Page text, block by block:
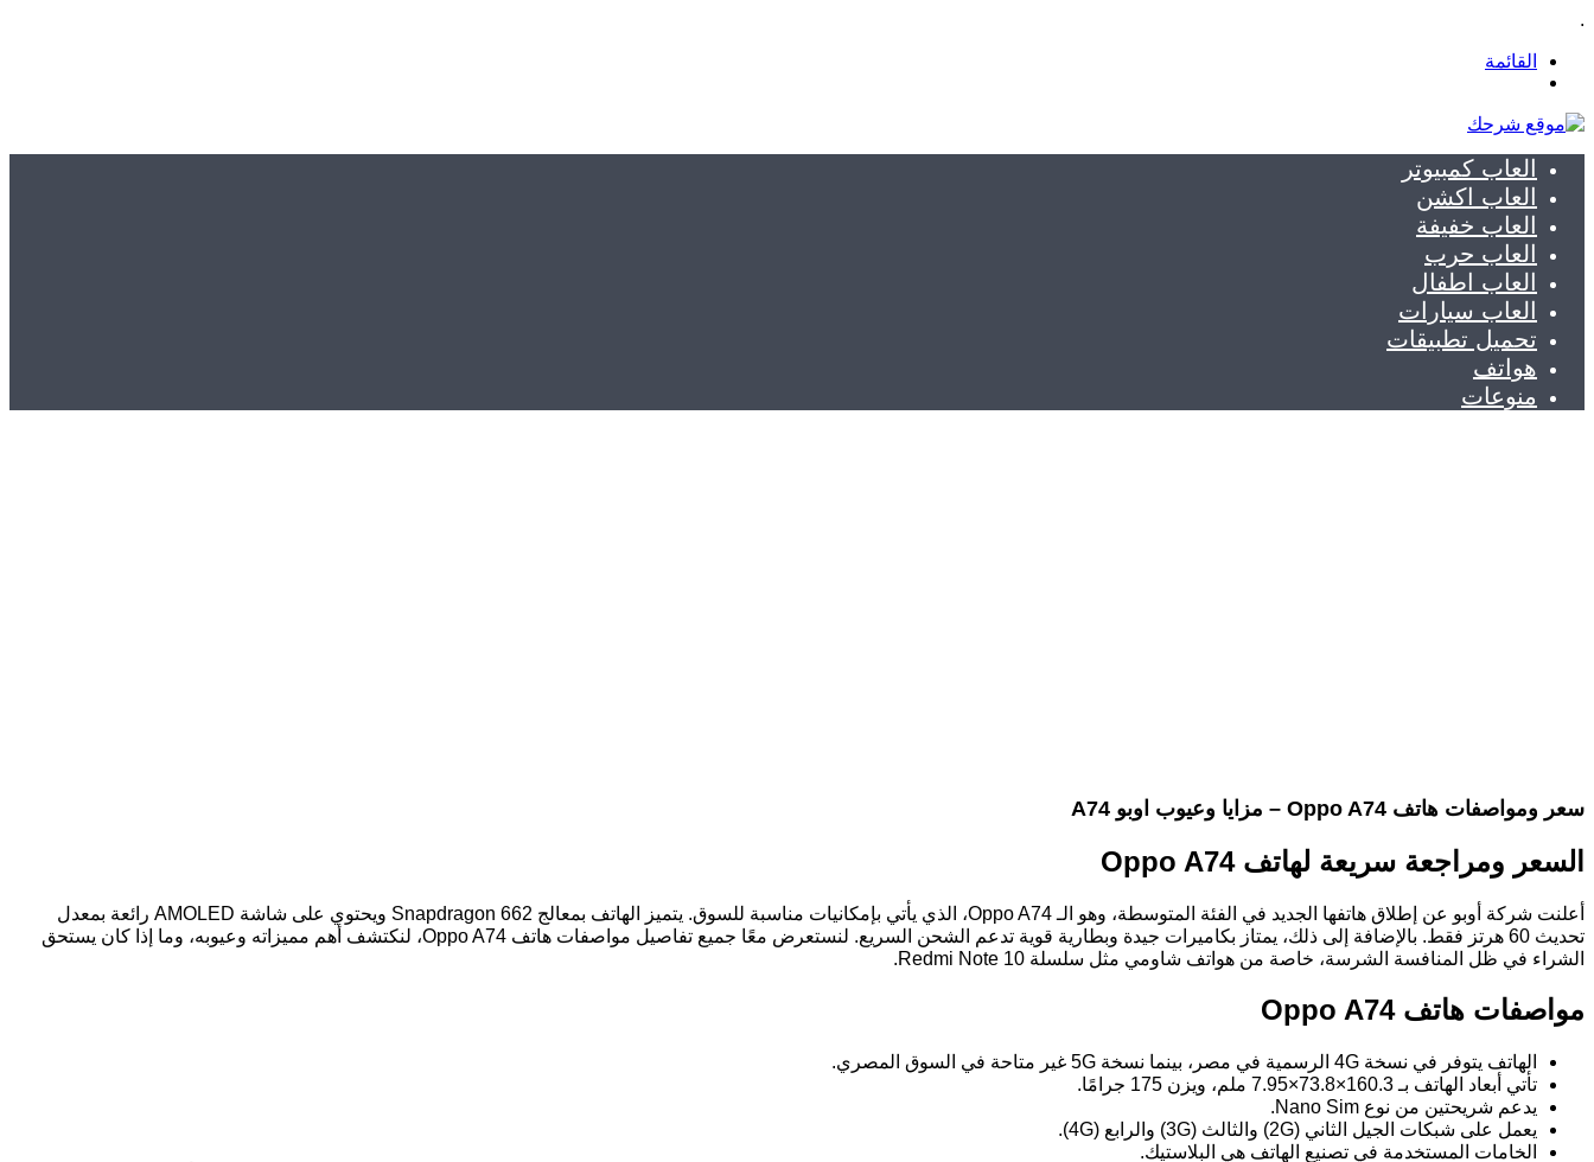
.
القائمة
العاب كمبيوتر
العاب اكشن
العاب خفيفة
العاب حرب
العاب اطفال
العاب سيارات
تحميل تطبيقات
هواتف
منوعات
سعر ومواصفات هاتف Oppo A74 – مزايا وعيوب اوبو A74
السعر ومراجعة سريعة لهاتف Oppo A74
أعلنت شركة أوبو عن إطلاق هاتفها الجديد في الفئة المتوسطة، وهو الـ Oppo A74، الذي يأتي بإمكانيات مناسبة للسوق. يتميز الهاتف بمعالج Snapdragon 662 ويحتوي على شاشة AMOLED رائعة بمعدل
تحديث 60 هرتز فقط. بالإضافة إلى ذلك، يمتاز بكاميرات جيدة وبطارية قوية تدعم الشحن السريع. لنستعرض معًا جميع تفاصيل مواصفات هاتف Oppo A74، لنكتشف أهم مميزاته وعيوبه، وما إذا كان يستحق
الشراء في ظل المنافسة الشرسة، خاصة من هواتف شاومي مثل سلسلة Redmi Note 10.
مواصفات هاتف Oppo A74
الهاتف يتوفر في نسخة 4G الرسمية في مصر، بينما نسخة 5G غير متاحة في السوق المصري.
تأتي أبعاد الهاتف بـ 160.3×73.8×7.95 ملم، ويزن 175 جرامًا.
يدعم شريحتين من نوع Nano Sim.
يعمل على شبكات الجيل الثاني (2G) والثالث (3G) والرابع (4G).
الخامات المستخدمة في تصنيع الهاتف هي البلاستيك.